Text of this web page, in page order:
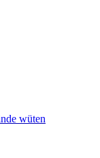
wüten